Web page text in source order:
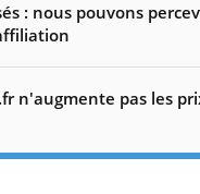
: nous pouvons
n'augmente pas les